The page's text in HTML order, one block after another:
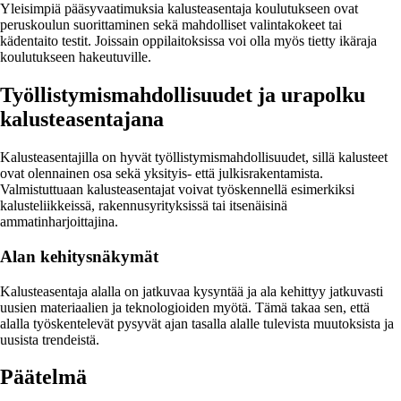
Yleisimpiä pääsyvaatimuksia kalusteasentaja koulutukseen ovat
peruskoulun suorittaminen sekä mahdolliset valintakokeet tai
kädentaito testit. Joissain oppilaitoksissa voi olla myös tietty ikäraja
koulutukseen hakeutuville.
Työllistymismahdollisuudet ja urapolku
kalusteasentajana
Kalusteasentajilla on hyvät työllistymismahdollisuudet, sillä kalusteet
ovat olennainen osa sekä yksityis- että julkisrakentamista.
Valmistuttuaan kalusteasentajat voivat työskennellä esimerkiksi
kalusteliikkeissä, rakennusyrityksissä tai itsenäisinä
ammatinharjoittajina.
Alan kehitysnäkymät
Kalusteasentaja alalla on jatkuvaa kysyntää ja ala kehittyy jatkuvasti
uusien materiaalien ja teknologioiden myötä. Tämä takaa sen, että
alalla työskentelevät pysyvät ajan tasalla alalle tulevista muutoksista ja
uusista trendeistä.
Päätelmä